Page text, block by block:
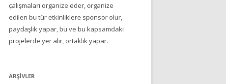
çalışmaları organize eder, organize
edilen bu tür etkinliklere sponsor olur,
paydaşlık yapar, bu ve bu kapsamdaki
projelerde yer alır, ortaklık yapar.
ARŞIVLER